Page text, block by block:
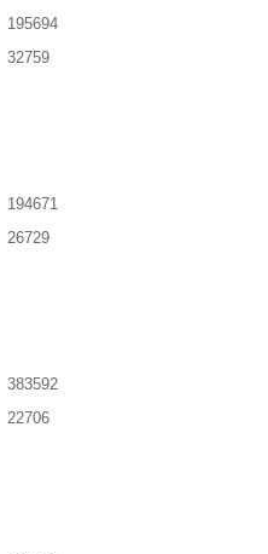
195694
32759
194671
26729
383592
22706